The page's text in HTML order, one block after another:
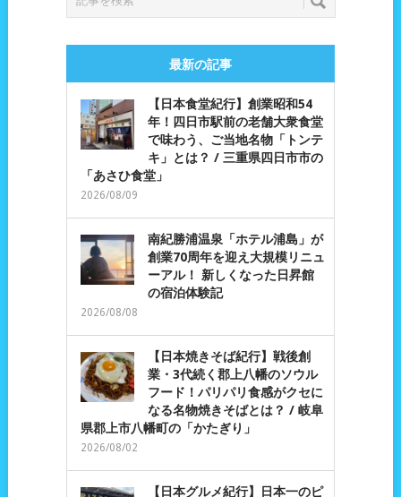
最新の記事
【日本食堂紀行】創業昭和54
年！四日市駅前の老舗大衆食堂
で味わう、ご当地名物「トンテ
キ」とは？ / 三重県四日市市の
「あさひ食堂」
2026/08/09
南紀勝浦温泉「ホテル浦島」が
創業70周年を迎え大規模リニュ
ーアル！ 新しくなった日昇館
の宿泊体験記
2026/08/08
【日本焼きそば紀行】戦後創
業・3代続く郡上八幡のソウル
フード！パリパリ食感がクセに
なる名物焼きそばとは？ / 岐阜
県郡上市八幡町の「かたぎり」
2026/08/02
【日本グルメ紀行】日本一のピ